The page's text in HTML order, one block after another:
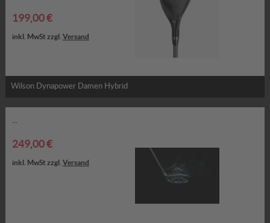
199,00 €
inkl. MwSt zzgl. Versand
Wilson Dynapower Damen Hybrid
249,00 €
inkl. MwSt zzgl. Versand